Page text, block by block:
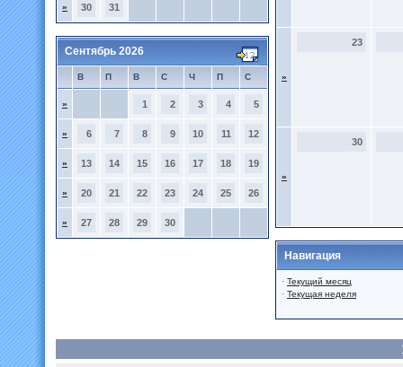
» 30 31
Сентябрь 2026
В П В С Ч П С
» 1 2 3 4 5
» 6 7 8 9 10 11 12
» 13 14 15 16 17 18 19
» 20 21 22 23 24 25 26
» 27 28 29 30
»
23
»
30
Навигация
· Текущий месяц
· Текущая неделя